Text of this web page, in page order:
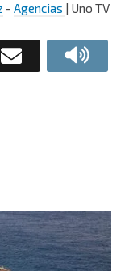
- Agencias | Uno TV